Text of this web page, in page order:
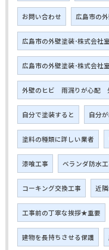
お問い合わせ 広島市の
広島市の外壁塗装･株式会社
広島市の外壁塗装･株式会社
外壁のヒビ 雨漏りが心配
自分で塗装すると 自分
塗料の種類に詳しい業者
漆喰工事 ベランダ防水
コーキング交換工事 近
工事前の丁寧な挨拶★重要
建物を長持ちさせる保護